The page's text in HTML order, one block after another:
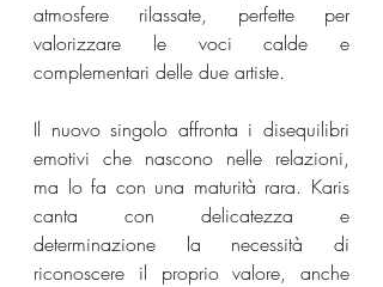
atmosfere rilassate, perfette per
valorizzare le voci calde e
complementari delle due artiste.
Il nuovo singolo affronta i disequilibri
emotivi che nascono nelle relazioni,
ma lo fa con una maturità rara. Karis
canta con delicatezza e
determinazione la necessità di
riconoscere il proprio valore, anche